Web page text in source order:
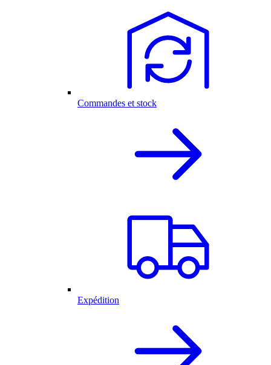
Commandes et stock
Expédition